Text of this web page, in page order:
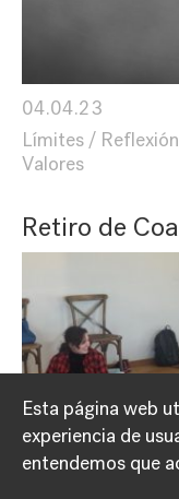
Información
04.04.23
Límites
Valores
Retiro de
Esta página web
experiencia de
entendemos que